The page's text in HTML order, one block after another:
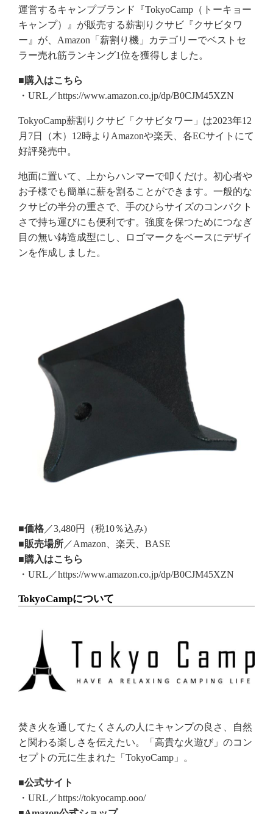
運営するキャンプブランド『TokyoCamp（トーキョー
キャンプ）』が販売する薪割りクサビ『クサビタワ
ー』が、Amazon「薪割り機」カテゴリーでベストセ
ラー売れ筋ランキング1位を獲得しました。
■購入はこちら
・URL／https://www.amazon.co.jp/dp/B0CJM45XZN
TokyoCamp薪割りクサビ「クサビタワー」は2023年12
月7日（木）12時よりAmazonや楽天、各ECサイトにて
好評発売中。
地面に置いて、上からハンマーで叩くだけ。初心者や
お子様でも簡単に薪を割ることができます。一般的な
クサビの半分の重さで、手のひらサイズのコンパクト
さで持ち運びにも便利です。強度を保つためにつなぎ
目の無い鋳造成型にし、ロゴマークをベースにデザイ
ンを作成しました。
■価格 ／3,480円（税10％込み)
■販売場所 ／Amazon、楽天、BASE
■購入はこちら
・URL／https://www.amazon.co.jp/dp/B0CJM45XZN
TokyoCampについて
焚き火を通してたくさんの人にキャンプの良さ、自然
と関わる楽しさを伝えたい。「高貴な火遊び」のコン
セプトの元に生まれた「TokyoCamp」。
■公式サイト
・URL／https://tokyocamp.ooo/